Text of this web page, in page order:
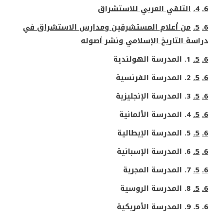
6.
4. التلقي العربي للاستشراق
6.
5. من أعلام المستشرقين ومدارس الاستشراق في
دراسة التاريخ الإسلامي ونشر أصوله
6.
5.
6.
5.
6.
5.
6.
5.
6.
5.
6.
5.
6.
5.
6.
5.
6.
5.